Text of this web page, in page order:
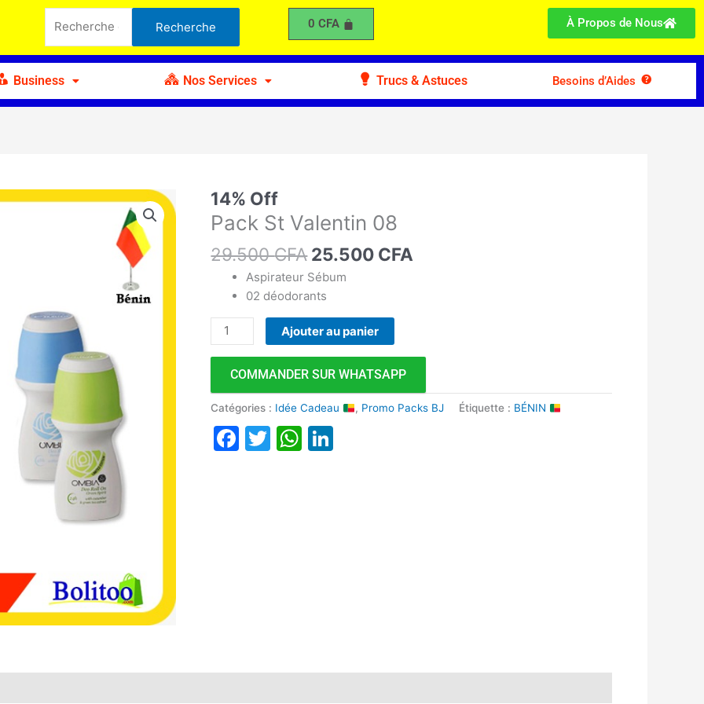
pour :
Recherche 0 CFA À Propos de Nous
Business Nos Services Trucs & Astuces Besoins d’Aides
14% Off
Pack St Valentin 08
29.500CFA
prix
initial
était :
29.500 CFA.
25.500 CFA
Aspirateur Sébum
02 déodorants
quantité
de
Pack
St
Valentin
Ajouter au panier
COMMANDER SUR WHATSAPP
Catégories : Idée Cadeau , Promo Packs BJ Étiquette : BÉNIN
Facebook
TwitterWhatsApp
était :
29.500 CFA.
est :